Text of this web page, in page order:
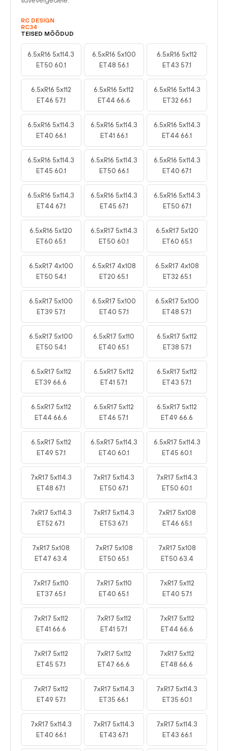
RC DESIGN
RC34
TEISED MÕÕDUD
6.5xR16 5x114.3
ET50 60.1
6.5xR16 5x100
ET48 56.1
6.5xR16 5x112
ET43 57.1
6.5xR16 5x112
ET46 57.1
6.5xR16 5x112
ET44 66.6
6.5xR16 5x114.3
ET32 66.1
6.5xR16 5x114.3
ET40 66.1
6.5xR16 5x114.3
ET41 66.1
6.5xR16 5x114.3
ET44 66.1
6.5xR16 5x114.3
ET45 60.1
6.5xR16 5x114.3
ET50 66.1
6.5xR16 5x114.3
ET40 67.1
6.5xR16 5x114.3
ET44 67.1
6.5xR16 5x114.3
ET45 67.1
6.5xR16 5x114.3
ET50 67.1
6.5xR16 5x120
ET60 65.1
6.5xR17 5x114.3
ET50 60.1
6.5xR17 5x120
ET60 65.1
6.5xR17 4x100
ET50 54.1
6.5xR17 4x108
ET20 65.1
6.5xR17 4x108
ET32 65.1
6.5xR17 5x100
ET39 57.1
6.5xR17 5x100
ET40 57.1
6.5xR17 5x100
ET48 57.1
6.5xR17 5x100
ET50 54.1
6.5xR17 5x110
ET40 65.1
6.5xR17 5x112
ET38 57.1
6.5xR17 5x112
ET39 66.6
6.5xR17 5x112
ET41 57.1
6.5xR17 5x112
ET43 57.1
6.5xR17 5x112
ET44 66.6
6.5xR17 5x112
ET46 57.1
6.5xR17 5x112
ET49 66.6
6.5xR17 5x112
ET49 57.1
6.5xR17 5x114.3
ET40 60.1
6.5xR17 5x114.3
ET45 60.1
7xR17 5x114.3
ET48 67.1
7xR17 5x114.3
ET50 67.1
7xR17 5x114.3
ET50 60.1
7xR17 5x114.3
ET52 67.1
7xR17 5x114.3
ET53 67.1
7xR17 5x108
ET46 65.1
7xR17 5x108
ET47 63.4
7xR17 5x108
ET50 65.1
7xR17 5x108
ET50 63.4
7xR17 5x110
ET37 65.1
7xR17 5x110
ET40 65.1
7xR17 5x112
ET40 57.1
7xR17 5x112
ET41 66.6
7xR17 5x112
ET41 57.1
7xR17 5x112
ET44 66.6
7xR17 5x112
ET45 57.1
7xR17 5x112
ET47 66.6
7xR17 5x112
ET48 66.6
7xR17 5x112
ET49 57.1
7xR17 5x114.3
ET35 66.1
7xR17 5x114.3
ET35 60.1
7xR17 5x114.3
ET40 66.1
7xR17 5x114.3
ET43 67.1
7xR17 5x114.3
ET43 66.1